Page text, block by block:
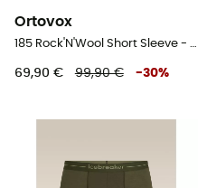
Ortovox
185 Rock'N'Wool Short Sleeve - Merinounterwäsche - Herren
69,90 € 99,90 € -30%